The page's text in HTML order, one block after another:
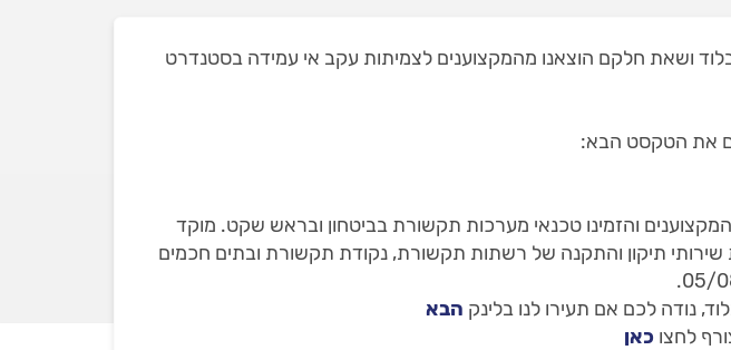
61 טכנאי רשתות שהצגנו בעבר בלוד ושאת חלקם הוצאנו מהמקצוענים לצמיתות עקב אי עמידה בסטנדרט
את הטקסט הבא:
והזמינו טכנאי מערכות תקשורת בביטחון ובראש שקט. מוקד
תיקון והתקנה של רשתות תקשורת, נקודת תקשורת ובתים חכמים
נודה לכם אם תעירו לנו בלינק הבא
לחצו כאן